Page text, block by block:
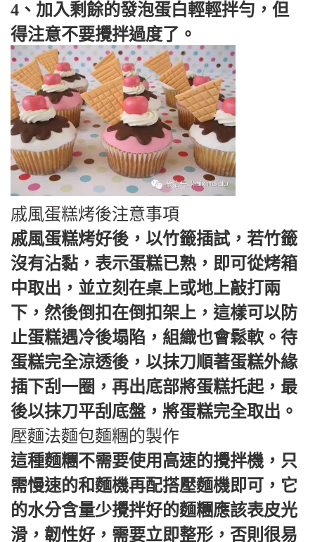
4、加入剩餘的發泡蛋白輕輕拌勻，但
得注意不要攪拌過度了。
戚風蛋糕烤後注意事項
戚風蛋糕烤好後，以竹籤插試，若竹籤
沒有沾黏，表示蛋糕已熟，即可從烤箱
中取出，並立刻在桌上或地上敲打兩
下，然後倒扣在倒扣架上，這樣可以防
止蛋糕遇冷後塌陷，組織也會鬆軟。待
蛋糕完全涼透後，以抹刀順著蛋糕外緣
插下刮一圈，再出底部將蛋糕托起，最
後以抹刀平刮底盤，將蛋糕完全取出。
壓麵法麵包麵糰的製作
這種麵糰不需要使用高速的攪拌機，只
需慢速的和麵機再配搭壓麵機即可，它
的水分含量少攪拌好的麵糰應該表皮光
滑，韌性好，需要立即整形，否則很易